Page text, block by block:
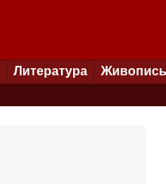
Литература Живопись